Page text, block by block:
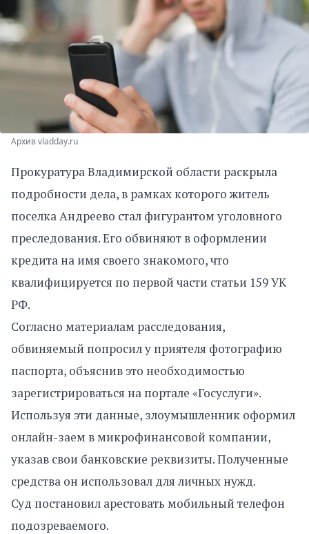
Архив vladday.ru
Прокуратура Владимирской области раскрыла
подробности дела, в рамках которого житель
поселка Андреево стал фигурантом уголовного
преследования. Его обвиняют в оформлении
кредита на имя своего знакомого, что
квалифицируется по первой части статьи 159 УК
РФ.
Согласно материалам расследования,
обвиняемый попросил у приятеля фотографию
паспорта, объяснив это необходимостью
зарегистрироваться на портале «Госуслуги».
Используя эти данные, злоумышленник оформил
онлайн-заем в микрофинансовой компании,
указав свои банковские реквизиты. Полученные
средства он использовал для личных нужд.
Суд постановил арестовать мобильный телефон
подозреваемого.